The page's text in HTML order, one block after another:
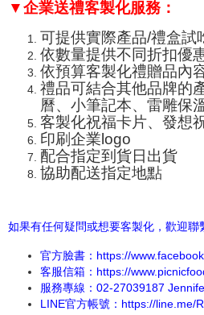
▼企業送禮客製化服務：
可提供實際產品/禮盒試
依數量提供不同折扣優
依預算客製化禮贈品內
禮品可結合其他品牌的
曆、小筆記本、 雷雕保
客製化祝福卡片、發想
印刷企業logo
配合指定到貨日出貨
協助配送指定地點
如果有任何疑問或想要客製化，歡迎聯
官方臉書： https://
客服信箱：https://
服務專線：02-27039187
LINE官方帳號： https://line.me/